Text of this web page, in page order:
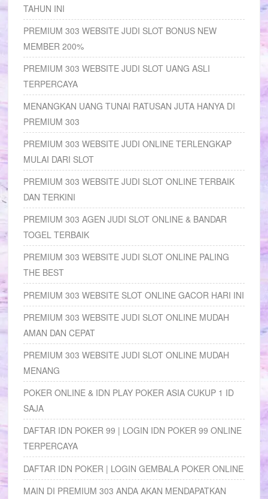
TAHUN INI
PREMIUM 303 WEBSITE JUDI SLOT BONUS NEW
MEMBER 200%
PREMIUM 303 WEBSITE JUDI SLOT UANG ASLI
TERPERCAYA
MENANGKAN UANG TUNAI RATUSAN JUTA HANYA DI
PREMIUM 303
PREMIUM 303 WEBSITE JUDI ONLINE TERLENGKAP
MULAI DARI SLOT
PREMIUM 303 WEBSITE JUDI SLOT ONLINE TERBAIK
DAN TERKINI
PREMIUM 303 AGEN JUDI SLOT ONLINE & BANDAR
TOGEL TERBAIK
PREMIUM 303 WEBSITE JUDI SLOT ONLINE PALING
THE BEST
PREMIUM 303 WEBSITE SLOT ONLINE GACOR HARI INI
PREMIUM 303 WEBSITE JUDI SLOT ONLINE MUDAH
AMAN DAN CEPAT
PREMIUM 303 WEBSITE JUDI SLOT ONLINE MUDAH
MENANG
POKER ONLINE & IDN PLAY POKER ASIA CUKUP 1 ID
SAJA
DAFTAR IDN POKER 99 | LOGIN IDN POKER 99 ONLINE
TERPERCAYA
DAFTAR IDN POKER | LOGIN GEMBALA POKER ONLINE
MAIN DI PREMIUM 303 ANDA AKAN MENDAPATKAN